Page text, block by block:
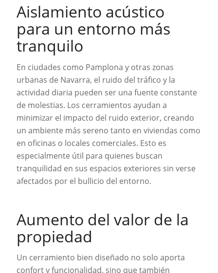
Aislamiento acústico
para un entorno más
tranquilo
En ciudades como Pamplona y otras zonas
urbanas de Navarra, el ruido del tráfico y la
actividad diaria pueden ser una fuente constante
de molestias. Los cerramientos ayudan a
minimizar el impacto del ruido exterior, creando
un ambiente más sereno tanto en viviendas como
en oficinas o locales comerciales. Esto es
especialmente útil para quienes buscan
tranquilidad en sus espacios exteriores sin verse
afectados por el bullicio del entorno.
Aumento del valor de la
propiedad
Un cerramiento bien diseñado no solo aporta
confort y funcionalidad, sino que también